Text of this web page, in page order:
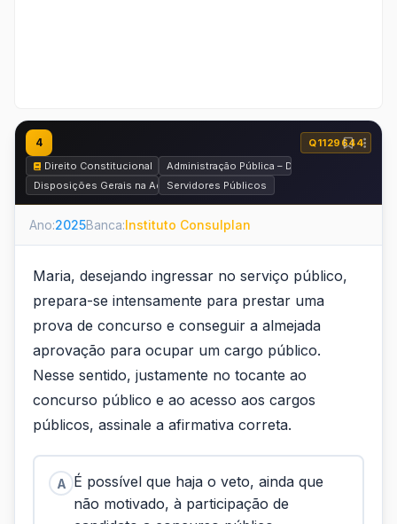
4
Q1129644
Direito Constitucional
Administração Pública – Disposições Gerais
Disposições Gerais na Administração Pública
Servidores Públicos
Ano:2025Banca:Instituto Consulplan
Maria, desejando ingressar no serviço público,
prepara-se intensamente para prestar uma
prova de concurso e conseguir a almejada
aprovação para ocupar um cargo público.
Nesse sentido, justamente no tocante ao
concurso público e ao acesso aos cargos
públicos, assinale a afirmativa correta.
A É possível que haja o veto, ainda que
não motivado, à participação de